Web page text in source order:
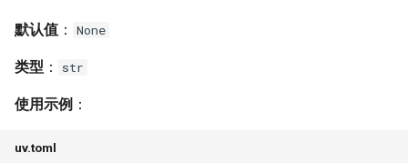
默认值 ： None
类型 ： str
使用示例 ：
uv.toml